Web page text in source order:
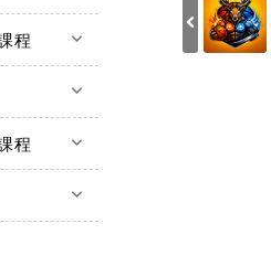
程 keyboard_arrow_down
keyboard_arrow_down
程 keyboard_arrow_down
keyboard_arrow_down